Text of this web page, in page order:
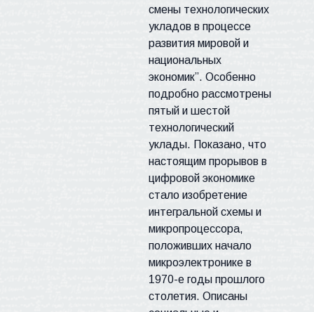
смены технологических
укладов в процессе
развития мировой и
национальных
экономик”. Особенно
подробно рассмотрены
пятый и шестой
технологический
уклады. Показано, что
настоящим прорывов в
цифровой экономике
стало изобретение
интегральной схемы и
микропроцессора,
положивших начало
микроэлектронике в
1970-е годы прошлого
столетия. Описаны